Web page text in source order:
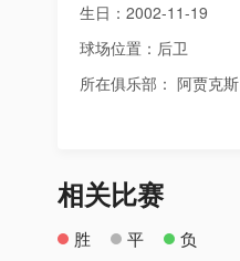
生日：2002-11-19
球场位置：后卫
所在俱乐部： 阿贾克斯
相关比赛
胜 平 负